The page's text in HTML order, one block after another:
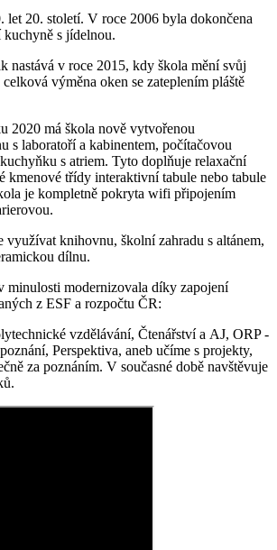
let 20. století. V roce 2006 byla dokončena
s jídelnou.
nastává v roce 2015, kdy škola mění svůj
výměna oken se zateplením pláště
2020 má škola nově vytvořenou
s laboratoří a kabinentem, počítačovou
s atriem. Tyto doplňuje relaxační
kmenové třídy interaktivní tabule nebo tabule
je kompletně pokryta wifi připojením
využívat knihovnu, školní zahradu s altánem,
dílnu.
minulosti modernizovala díky zapojení
z ESF a rozpočtu ČR:
vzdělávání, Čtenářství a AJ, ORP -
Perspektiva, aneb učíme s projekty,
za poznáním. V současné době navštěvuje